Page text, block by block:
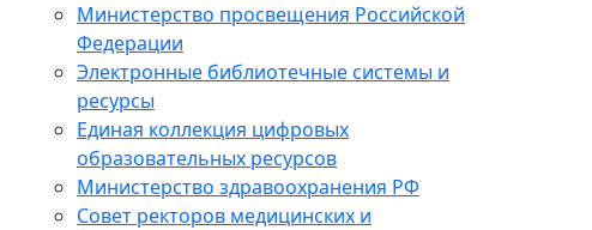
Министерство просвещения Российской
Федерации
Электронные библиотечные системы и
ресурсы
Единая коллекция цифровых
образовательных ресурсов
Министерство здравоохранения РФ
Совет ректоров медицинских и